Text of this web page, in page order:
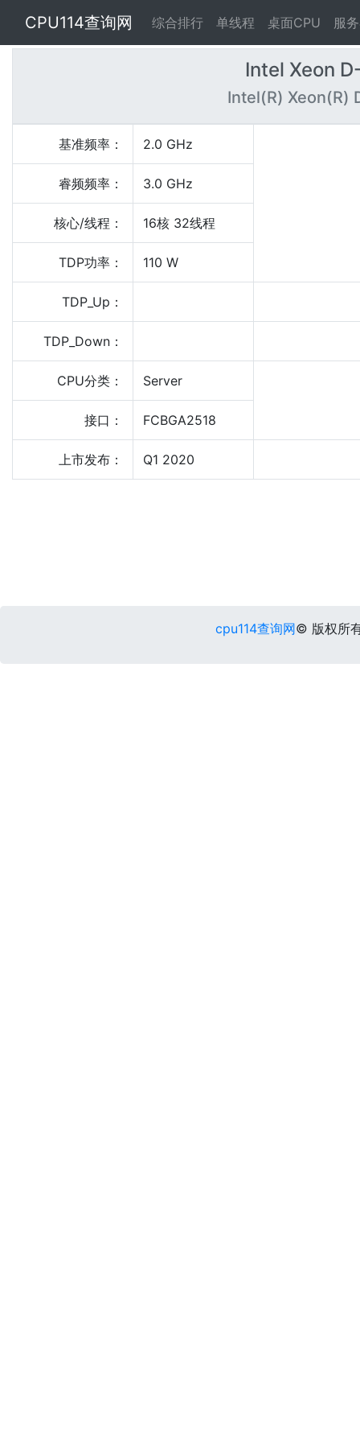
CPU114查询网 综合排行 单线程 桌面CPU 服
Intel Xeon
Intel(R) Xeon(R)
基准频率： 2.0 GHz
睿频频率： 3.0 GHz
核心/线程： 16核 32线程
TDP功率： 110 W
TDP_Up：
TDP_Down：
CPU分类： Server
接口： FCBGA2518
上市发布： Q1 2020
cpu114查询网© 版权所